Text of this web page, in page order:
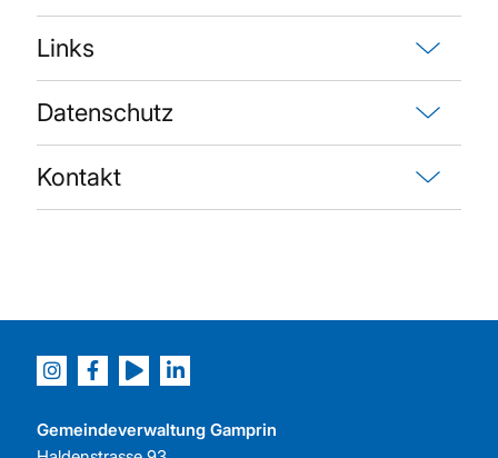
Links
Datenschutz
Kontakt
Gemeindeverwaltung Gamprin